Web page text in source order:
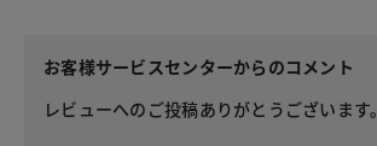
お客様サービスセンターからのコメント
レビューへのご投稿ありがとうございます。